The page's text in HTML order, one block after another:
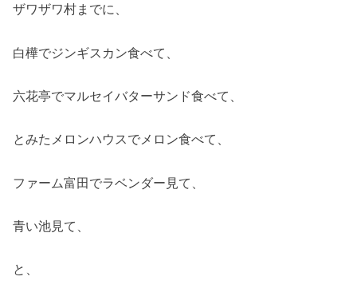
ザワザワ村までに、
白樺でジンギスカン食べて、
六花亭でマルセイバターサンド食べて、
とみたメロンハウスでメロン食べて、
ファーム富田でラベンダー見て、
青い池見て、
と、